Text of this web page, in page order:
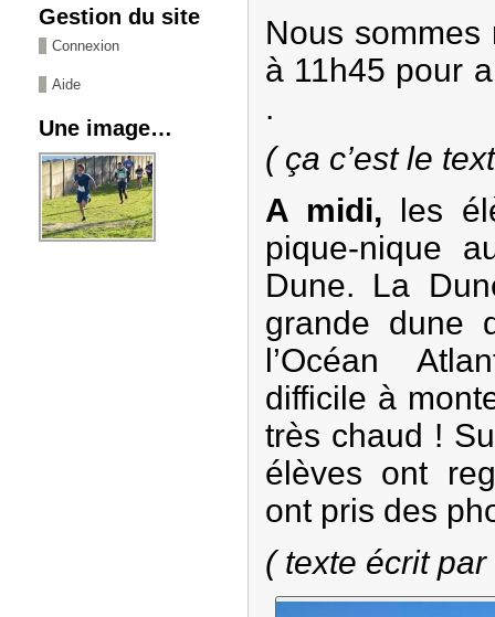
Gestion du site
Connexion
Aide
Une image…
Nous
à 11h45 pour
.
( ça c’est le
A midi, les
pique-nique
Dune. La
grande dune
l’Océan
difficile à
très chaud !
élèves ont
ont pris des
( texte écrit par